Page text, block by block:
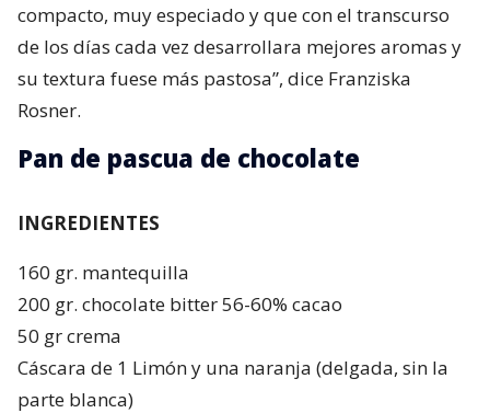
compacto, muy especiado y que con el transcurso
de los días cada vez desarrollara mejores aromas y
su textura fuese más pastosa”, dice Franziska
Rosner.
Pan de pascua de chocolate
INGREDIENTES
160 gr. mantequilla
200 gr. chocolate bitter 56-60% cacao
50 gr crema
Cáscara de 1 Limón y una naranja (delgada, sin la
parte blanca)